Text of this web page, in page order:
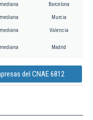
mediana Barcelona
mediana Murcia
mediana Valencia
mediana Madrid
del CNAE 6812